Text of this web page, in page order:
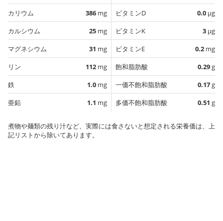
カリウム
386 mg
カルシウム
25 mg
マグネシウム
31 mg
リン
112 mg
鉄
1.0 mg
亜鉛
1.1 mg
ビタミンD
0.0 µg
ビタミンK
3 µg
ビタミンE
0.2 mg
飽和脂肪酸
0.29g
一価不飽和脂肪酸
0.17g
多価不飽和脂肪酸
0.51 g
煮物や麺類の残り汁など、実際には食さないと想定される栄養価は、上
記リストから除いてあります。